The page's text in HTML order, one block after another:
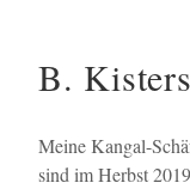
B.
Meine Kangal-
sind im Herbst